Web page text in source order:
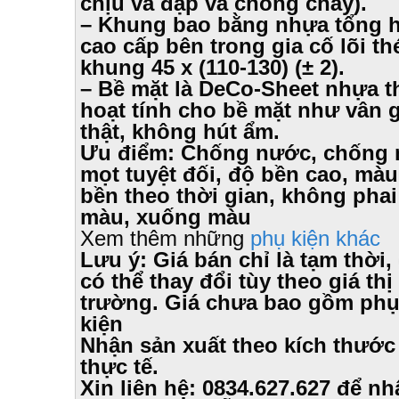
– Khung bao bằng nhựa tổng
cao cấp bên trong gia cố lõi
khung 45 x (110-130) (± 2).
– Bề mặt là DeCo-Sheet nhựa
hoạt tính cho bề mặt như vân
thật, không hút ẩm.
Ưu điểm: Chống nước, chống
mọt tuyệt đối, độ bền cao,
bền theo thời gian, không phai
màu, xuống màu
Xem thêm những phụ kiện khác
Lưu ý: Giá bán chỉ là tạm thời,
có thể thay đổi tùy theo giá thị
trường. Giá chưa bao gồm phụ
kiện
Nhận sản xuất theo kích thước
thực tế.
Xin liên hệ: 0834.627.627 để